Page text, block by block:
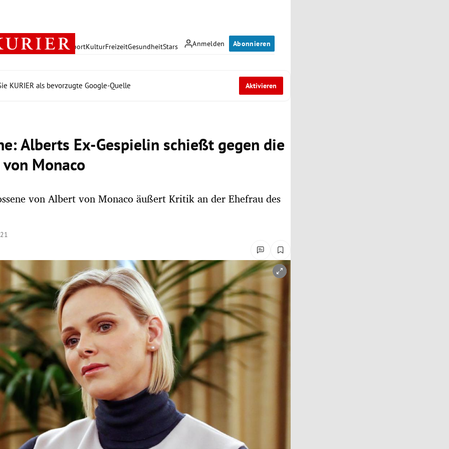
Anmelden Abonnieren
PolitikWirtschaft SportKulturFreizeitGesundheitStars
KURIER als bevorzugte Google-Quelle Aktivieren
Alberts Ex-Gespielin schießt gegen die
Monaco
von Albert von Monaco äußert Kritik an der Ehefrau des
öffnen/schließen